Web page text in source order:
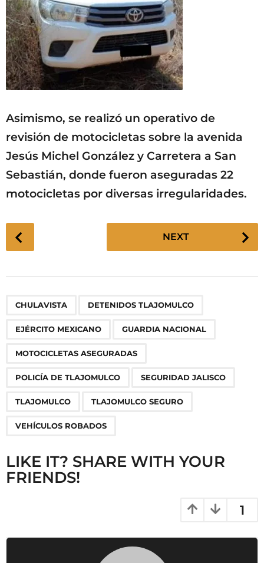
Asimismo, se realizó un operativo de
revisión de motocicletas sobre la avenida
Jesús Michel González y Carretera a San
Sebastián, donde fueron aseguradas 22
motocicletas por diversas irregularidades.
P
o
NEXT
CHULAVISTA DETENIDOS TLAJOMULCO
EJÉRCITO MEXICANO GUARDIA NACIONAL
MOTOCICLETAS ASEGURADAS
POLICÍA DE TLAJOMULCO SEGURIDAD JALISCO
TLAJOMULCO TLAJOMULCO SEGURO
VEHÍCULOS ROBADOS
LIKE IT? SHARE WITH YOUR
FRIENDS!
1